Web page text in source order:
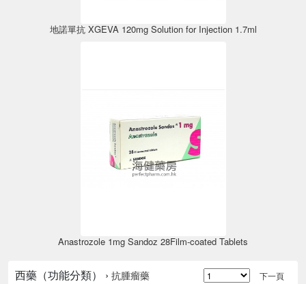
地諾單抗 XGEVA 120mg Solution for Injection 1.7ml
Anastrozole 1mg Sandoz 28Film-coated Tablets
西藥（功能分類） › 抗腫瘤藥 下一頁